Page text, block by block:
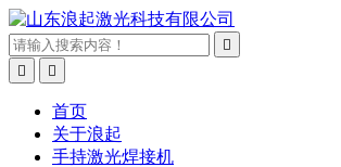



首页
关于浪起
手持激光焊接机